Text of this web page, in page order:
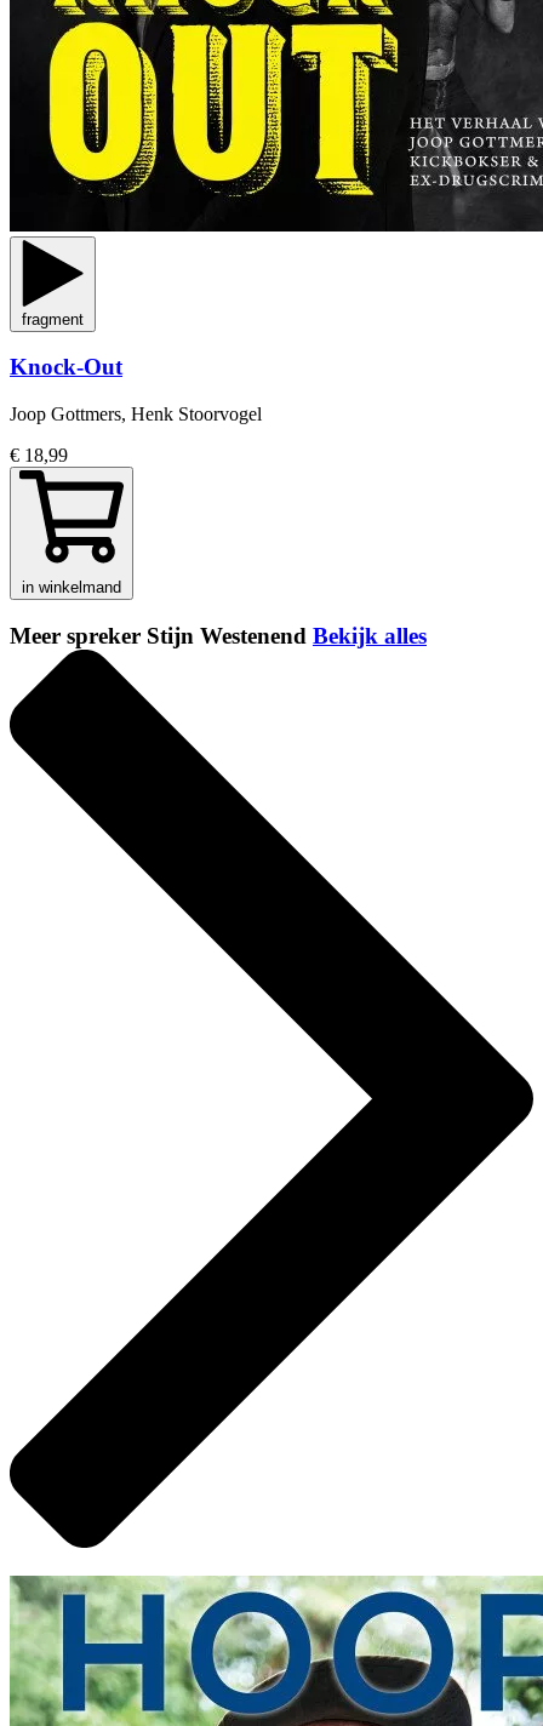
fragment
Knock-Out
Joop Gottmers, Henk Stoorvogel
€ 18,99
in winkelmand
Meer spreker Stijn Westenend Bekijk alles